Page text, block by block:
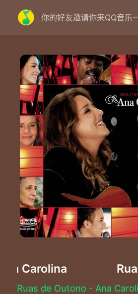
你的好友邀请你来QQ音乐
Carolina Ruas
Ruas de Outono - Ana